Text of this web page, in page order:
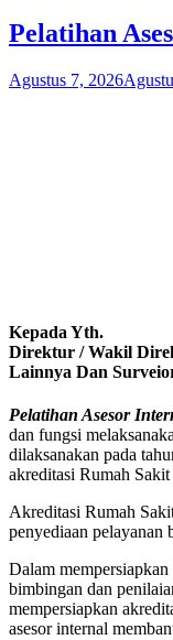
Pelatihan
Agustus 7, 2026
Kepada Yth.
Direktur / Wakil
Lainnya Dan
Pelatihan Asesor
dan fungsi
dilaksanakan pada
akreditasi Rumah
Akreditasi Rumah
penyediaan pelayanan
Dalam
bimbingan dan
mempersiapkan
asesor internal